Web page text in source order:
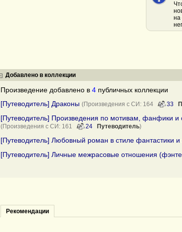
на
Добавлено в коллекции
Произведение добавлено в 4 публичных коллекции
[Путеводитель] Драконы (Произведения с СИ: 164 33
[Путеводитель] Произведения по мотивам, фанфики и
(Произведения с СИ: 161 24 Путеводитель)
[Путеводитель] Любовный роман в стиле фантастики и
[Путеводитель] Личные межрасовые отношения
Рекомендации